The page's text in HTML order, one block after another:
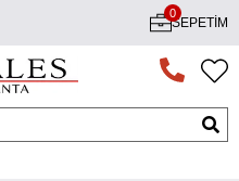
SEPETIM
0